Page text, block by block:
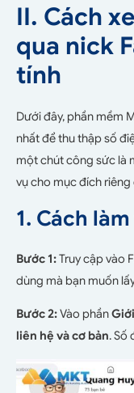
II. Cách
qua nick
tính
Dưới đây, phần mềm
nhất để thu thập số
một chút công sức là
vụ cho mục đích riêng
1. Cách
Bước 1:Truy cập vào
dùng mà bạn muốn
Bước 2:Vào phần
liên hệ và cơ bản. Số